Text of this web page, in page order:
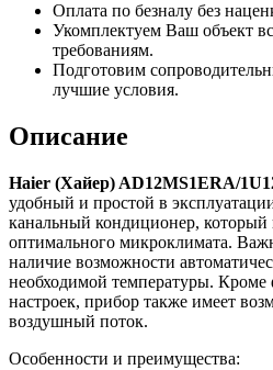
Оплата по безналу без
Укомплектуем Ваш объект
требованиям.
Подготовим
лучшие условия.
Описание
Haier (Хайер) AD12MS1ERA/
удобный и простой в
канальный кондиционер,
оптимального микроклимата.
наличие возможности
необходимой температуры.
настроек, прибор также имеет
воздушный поток.
Особенности и преимущества: